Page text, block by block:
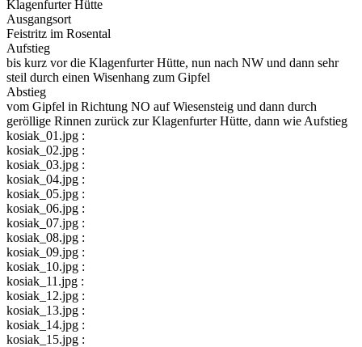
Klagenfurter Hütte
Ausgangsort
Feistritz im Rosental
Aufstieg
bis kurz vor die Klagenfurter Hütte, nun nach NW und dann sehr
steil durch einen Wisenhang zum Gipfel
Abstieg
vom Gipfel in Richtung NO auf Wiesensteig und dann durch
geröllige Rinnen zurück zur Klagenfurter Hütte, dann wie Aufstieg
kosiak_01.jpg :
kosiak_02.jpg :
kosiak_03.jpg :
kosiak_04.jpg :
kosiak_05.jpg :
kosiak_06.jpg :
kosiak_07.jpg :
kosiak_08.jpg :
kosiak_09.jpg :
kosiak_10.jpg :
kosiak_11.jpg :
kosiak_12.jpg :
kosiak_13.jpg :
kosiak_14.jpg :
kosiak_15.jpg :